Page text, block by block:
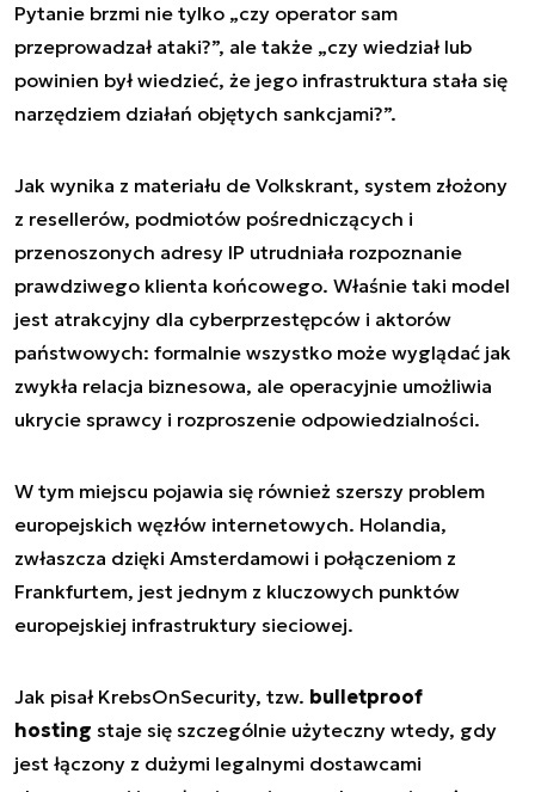
Pytanie brzmi nie tylko „czy operator sam
przeprowadzał ataki?”, ale także „czy wiedział lub
powinien był wiedzieć, że jego infrastruktura stała się
narzędziem działań objętych sankcjami?”.
Jak wynika z materiału de Volkskrant, system złożony
z resellerów, podmiotów pośredniczących i
przenoszonych adresy IP utrudniała rozpoznanie
prawdziwego klienta końcowego. Właśnie taki model
jest atrakcyjny dla cyberprzestępców i aktorów
państwowych: formalnie wszystko może wyglądać jak
zwykła relacja biznesowa, ale operacyjnie umożliwia
ukrycie sprawcy i rozproszenie odpowiedzialności.
W tym miejscu pojawia się również szerszy problem
europejskich węzłów internetowych. Holandia,
zwłaszcza dzięki Amsterdamowi i połączeniom z
Frankfurtem, jest jednym z kluczowych punktów
europejskiej infrastruktury sieciowej.
Jak pisał KrebsOnSecurity, tzw. bulletproof
hosting staje się szczególnie użyteczny wtedy, gdy
jest łączony z dużymi legalnymi dostawcami